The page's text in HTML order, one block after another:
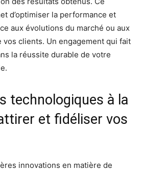
d’optimiser la performance et
aux évolutions du marché ou aux
vos clients. Un engagement qui fait
la réussite durable de votre
technologiques à la
et fidéliser vos
innovations en matière de